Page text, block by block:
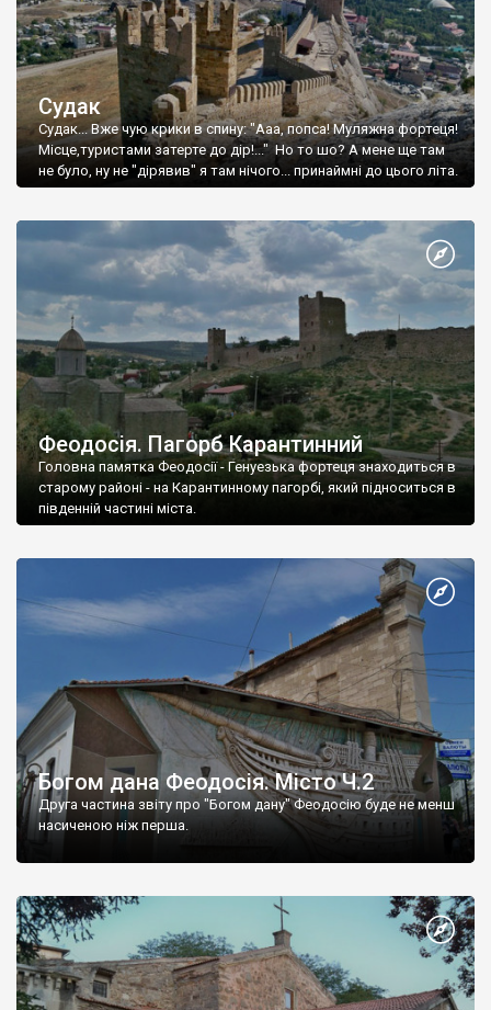
Судак
Судак... Вже чую крики в спину: "Ааа, попса! Муляжна фортеця!
Місце,туристами затерте до дір!..." Но то шо? А мене ще там
не було, ну не "дірявив" я там нічого... принаймні до цього літа.
Феодосія. Пагорб Карантинний
Головна памятка Феодосії - Генуезька фортеця знаходиться в
старому районі - на Карантинному пагорбі, який підноситься в
південній частині міста.
Богом дана Феодосія. Місто Ч.2
Друга частина звіту про "Богом дану" Феодосію буде не менш
насиченою ніж перша.